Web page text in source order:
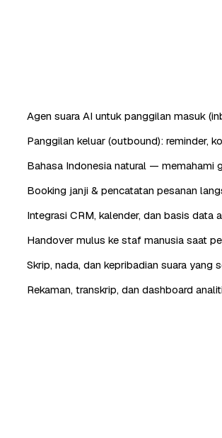
Agen suara AI untuk panggilan masuk
Panggilan keluar (outbound): reminder,
Bahasa Indonesia natural — memahami
Booking janji & pencatatan pesanan
Integrasi CRM, kalender, dan basis
Handover mulus ke staf manusia saat
Skrip, nada, dan kepribadian suara yang
Rekaman, transkrip, dan dashboard